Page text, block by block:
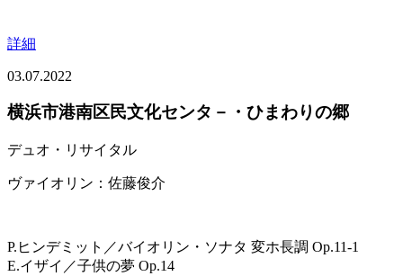
詳細
03.07.2022
横浜市港南区民文化センタ－・ひまわりの郷
デュオ・リサイタル
ヴァイオリン：佐藤俊介
P.ヒンデミット／バイオリン・ソナタ 変ホ長調 Op.11-1
E.イザイ／子供の夢 Op.14